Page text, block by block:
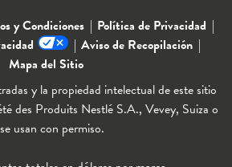
y Condiciones
Política de Privacidad
Aviso de Recopilación
Mapa del Sitio
y la propiedad intelectual de este sitio
des Produits Nestlé S.A., Vevey, Suiza o
se usan con permiso.